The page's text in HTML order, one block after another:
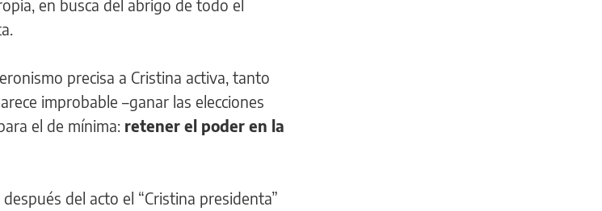
en busca del abrigo de todo el
precisa a Cristina activa, tanto
improbable –ganar las elecciones
el de mínima: retener el poder en la
del acto el “Cristina presidenta”